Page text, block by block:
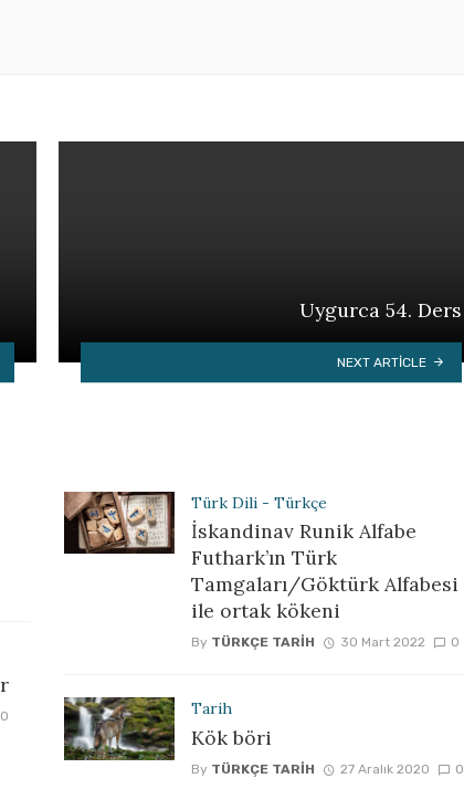
Uygurca 54. Ders
NEXT ARTICLE
0
Türk Dili - Türkçe
İskandinav Runik Alfabe
Futhark’ın Türk
Tamgaları/Göktürk Alfabesi
ile ortak kökeni
By TÜRKÇE TARIH 30 Mart 2022 0
Tarih
Kök böri
By TÜRKÇE TARIH 27 Aralık 2020 0